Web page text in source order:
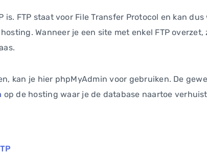
FTP staat voor File Transfer Protocol en kan
Wanneer je een site met enkel FTP overzet,
kan je hier phpMyAdmin voor gebruiken. De
op de hosting waar je de database naartoe